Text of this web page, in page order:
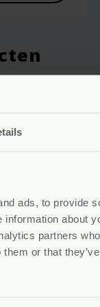
ads, to provide
about
partners
or that